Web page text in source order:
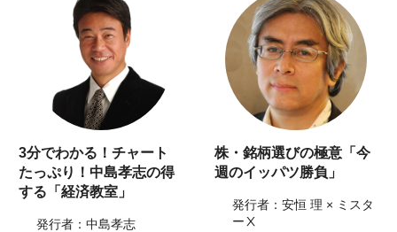
3分でわかる！チャート
たっぷり！中島孝志の得
する「経済教室」
発行者：中島孝志
株・銘柄選びの極意「今
週のイッパツ勝負」
発行者：安恒 理 × ミスタ
ーⅩ